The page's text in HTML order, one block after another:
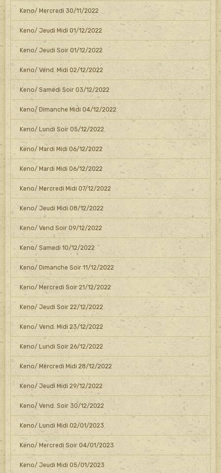
Keno/ Mercredi 30/11/2022
Keno/ Jeudi Midi 01/12/2022
Keno/ Jeudi Soir 01/12/2022
Keno/ Vend. Midi 02/12/2022
Keno/ Samedi Soir 03/12/2022
Keno/ Dimanche Midi 04/12/2022
Keno/ Lundi Soir 05/12/2022
Keno/ Mardi Midi 06/12/2022
Keno/ Mardi Midi 06/12/2022
Keno/ Mercredi Midi 07/12/2022
Keno/ Jeudi Midi 08/12/2022
Keno/ Vend Soir 09/12/2022
Keno/ Samedi 10/12/2022
Keno/ Dimanche Soir 11/12/2022
Keno/ Mercredi Soir 21/12/2022
Keno/ Jeudi Soir 22/12/2022
Keno/ Vend. Midi 23/12/2022
Keno/ Lundi Soir 26/12/2022
Keno/ Mercredi Midi 28/12/2022
Keno/ Jeudi Midi 29/12/2022
Keno/ Vend. Soir 30/12/2022
Keno/ Lundi Midi 02/01/2023
Keno/ Mercredi Soir 04/01/2023
Keno/ Jeudi Midi 05/01/2023